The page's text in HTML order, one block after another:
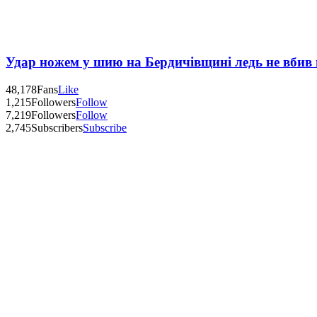
Удар ножем у шию на Бердичівщині ледь не вбив
48,178FansLike
1,215FollowersFollow
7,219FollowersFollow
2,745SubscribersSubscribe